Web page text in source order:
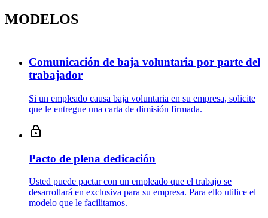
MODELOS
Comunicación de baja voluntaria por parte del
trabajador
Si un empleado causa baja voluntaria en su empresa, solicite
que le entregue una carta de dimisión firmada.
Pacto de plena dedicación
Usted puede pactar con un empleado que el trabajo se
desarrollará en exclusiva para su empresa. Para ello utilice el
modelo que le facilitamos.